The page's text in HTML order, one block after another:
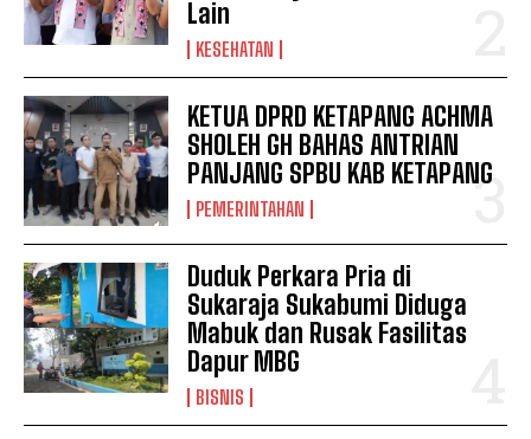
Lain
KESEHATAN
KETUA DPRD KETAPANG ACHMA
SHOLEH GH BAHAS ANTRIAN
PANJANG SPBU KAB KETAPANG
PEMERINTAHAN
Duduk Perkara Pria di
Sukaraja Sukabumi Diduga
Mabuk dan Rusak Fasilitas
Dapur MBG
BISNIS